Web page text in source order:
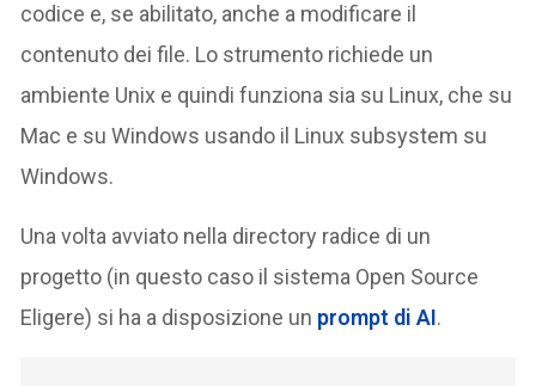
codice e, se abilitato, anche a modificare il
contenuto dei file. Lo strumento richiede un
ambiente Unix e quindi funziona sia su Linux, che su
Mac e su Windows usando il Linux subsystem su
Windows.
Una volta avviato nella directory radice di un
progetto (in questo caso il sistema Open Source
Eligere) si ha a disposizione un prompt di AI.